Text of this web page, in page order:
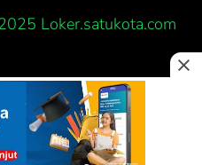
Loker.satukota.com